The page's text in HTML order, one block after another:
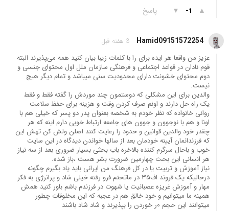
▲
-1
▼ پاسخ
Hamid09151572254 3 هفته قبل
عزیز من واقعا هر ایده برای را با کلمات زیبا بیان کنید همه می‌پذیرند البته
قوم نادان در قواعد اجتماعی و فرهنگی سازمان ملل اول محتوای جنسی و
دوم محتوای خشونت دارای محدودیت سنی میباشد و تمام دیگر هیچ
نیست.
والدین برای این مشکلی که دوستمون چند موردش را گفته فقط و فقط
یک راه حل دارند و اونم صرف کردن وقت و هزینه برای حفظ سلامت
روانی خانواده که نظر خودم به شخصه بعنوان پدر دو پسر که خیلی هم با
اونا و هم با نوجوون و جوون های جامعه ارتباط خوبی دارم اینه که هر
چقدر خود والدین قوانین و حدود را رعایت کنند اصلن ولش کن تهش این
که فرزندانمان آیینه خودمان بعد از سالها خواندن دیدگاه در این سایت
خوب و باحال سرگرم کننده بالاخره باب بحثی بسیار ضروری بعد از سه نیاز
هر انسانی این بحث چهارمین ضرورت بشر هست ،باز شده.
نیاز آموزش و تربیت یا در کل فرهنگ من ایرانی باید یاد بگیرم چگونه
درحالیکه یک فروند اف۳۵ در ماتحتم فرو رفته خیلی شاد و پرانرژی به فکر
مهار و آموزش غریزه عصبانیت یا شهوت در فرزندم باشم باور کنید همش
همینه ما میتوانیم و خود خالق هم در عجبه که این مخلوقات چطور
میتوانند این حجم ۰ر خوردن را بپذیرند و شاد شاد باشند